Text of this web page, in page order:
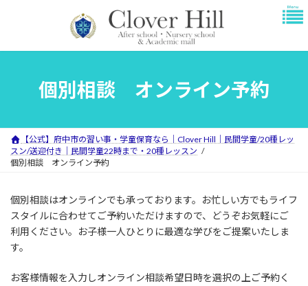
プ
動
個別相談 オンライン予約
【公式】府中市の習い事・学童保育なら｜Clover Hill｜民間学童/20種レッ
スン/送迎付き｜民間学童22時まで・20種レッスン
個別相談 オンライン予約
個別相談はオンラインでも承っております。お忙しい方でもライフ
スタイルに合わせてご予約いただけますので、どうぞお気軽にご
利用ください。お子様一人ひとりに最適な学びをご提案いたしま
す。
お客様情報を入力しオンライン相談希望日時を選択の上ご予約く